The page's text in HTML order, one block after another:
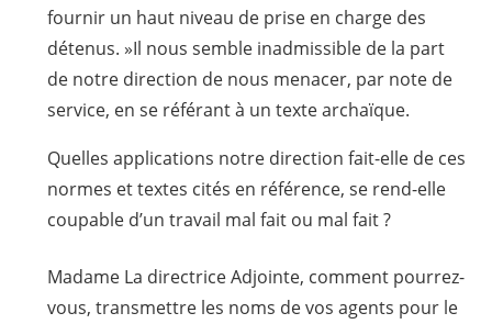
fournir un haut niveau de prise en charge des
détenus. »Il nous semble inadmissible de la part
de notre direction de nous menacer, par note de
service, en se référant à un texte archaïque.
Quelles applications notre direction fait-elle de ces
normes et textes cités en référence, se rend-elle
coupable d’un travail mal fait ou mal fait ?
Madame La directrice Adjointe, comment pourrez-
vous, transmettre les noms de vos agents pour le